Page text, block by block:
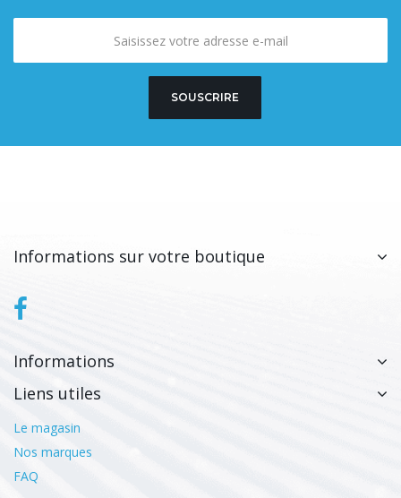
SOUSCRIRE
Informations sur votre boutique
Informations
Liens utiles
Le magasin
Nos marques
FAQ